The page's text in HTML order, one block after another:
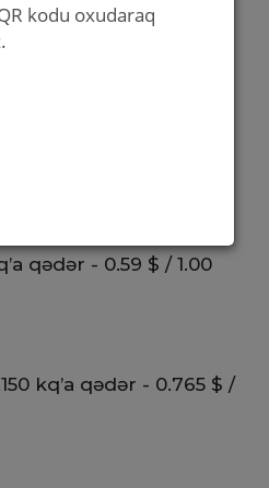
qədər - 0.59 $ / 1.00
kq’a qədər - 0.765 $ /
kodu oxudaraq